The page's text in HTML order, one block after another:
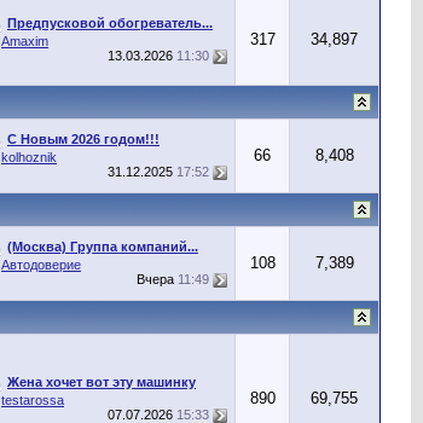
Предпусковой обогреватель...
Amaxim
13.03.2026 11:30
317 34,897
С Новым 2026 годом!!!
kolhoznik
31.12.2025 17:52
66 8,408
(Москва) Группа компаний...
Автодоверие
Вчера 11:49
108 7,389
Жена хочет вот эту машинку
testarossa
07.07.2026 15:33
890 69,755